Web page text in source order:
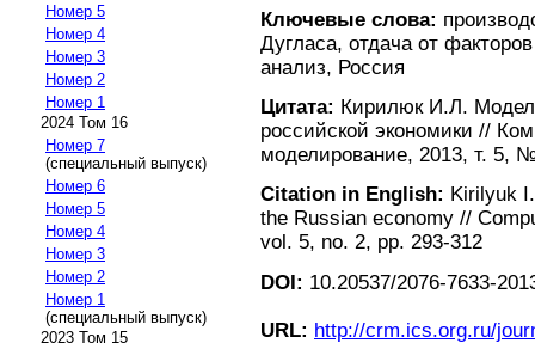
Номер 5
Номер 4
Номер 3
Номер 2
Номер 1
2024 Том 16
Номер 7
(специальный выпуск)
Номер 6
Номер 5
Номер 4
Номер 3
Номер 2
Номер 1
(специальный выпуск)
2023 Том 15
Ключевые слова:
Дугласа, отдача от
анализ, Россия
Цитата: Кирилюк И.Л.
российской экономики //
моделирование, 2013, т. 5,
Citation in English: Kirilyuk
the Russian economy //
vol. 5, no. 2, pp. 293-312
DOI: 10.20537/2076-7633-
URL: http://crm.ics.org.ru/